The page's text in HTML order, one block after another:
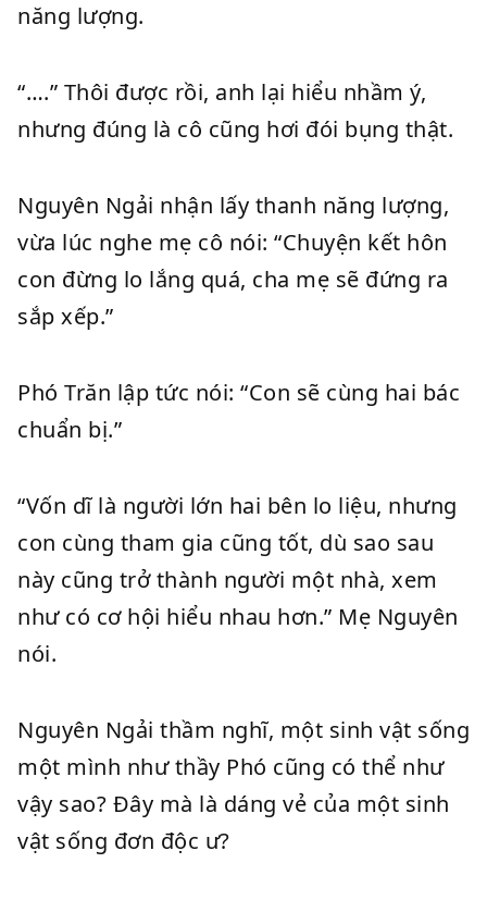
năng lượng.
“….” Thôi được rồi, anh lại hiểu nhầm ý,
nhưng đúng là cô cũng hơi đói bụng thật.
Nguyên Ngải nhận lấy thanh năng lượng,
vừa lúc nghe mẹ cô nói: “Chuyện kết hôn
con đừng lo lắng quá, cha mẹ sẽ đứng ra
sắp xếp.”
Phó Trăn lập tức nói: “Con sẽ cùng hai bác
chuẩn bị.”
“Vốn dĩ là người lớn hai bên lo liệu, nhưng
con cùng tham gia cũng tốt, dù sao sau
này cũng trở thành người một nhà, xem
như có cơ hội hiểu nhau hơn.” Mẹ Nguyên
nói.
Nguyên Ngải thầm nghĩ, một sinh vật sống
một mình như thầy Phó cũng có thể như
vậy sao? Đây mà là dáng vẻ của một sinh
vật sống đơn độc ư?